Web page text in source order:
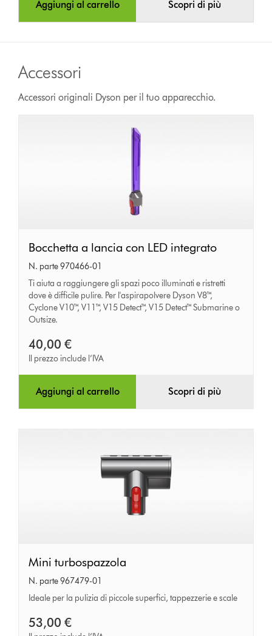
Aggiungi al carrello Scopri di più
Accessori
Accessori originali Dyson per il tuo apparecchio.
Bocchetta
a
lancia
con
LED
Bocchetta a lancia con LED integrato
N. parte 970466-01
Ti aiuta a raggiungere gli spazi poco illuminati e ristretti
dove è difficile pulire. Per l'aspirapolvere Dyson V8™,
Cyclone V10™, V11™, V15 Detect™, V15 Detect™ Submarine o
Outsize.
40,00 €
Il prezzo include l’IVA
Aggiungi al carrello Scopri di più
Mini
turbospazzola
Mini turbospazzola
N. parte 967479-01
Ideale per la pulizia di piccole superfici, tappezzerie e scale
53,00 €